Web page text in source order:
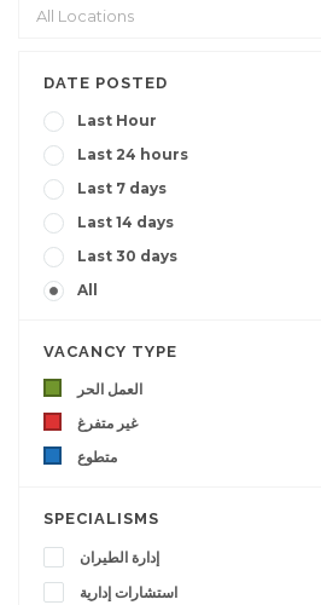
DATE POSTED
Last Hour
Last 24 hours
Last 7 days
Last 14 days
Last 30 days
All
VACANCY TYPE
العمل الحر
غير متفرغ
متطوع
SPECIALISMS
إدارة الطيران
استشارات إدارية